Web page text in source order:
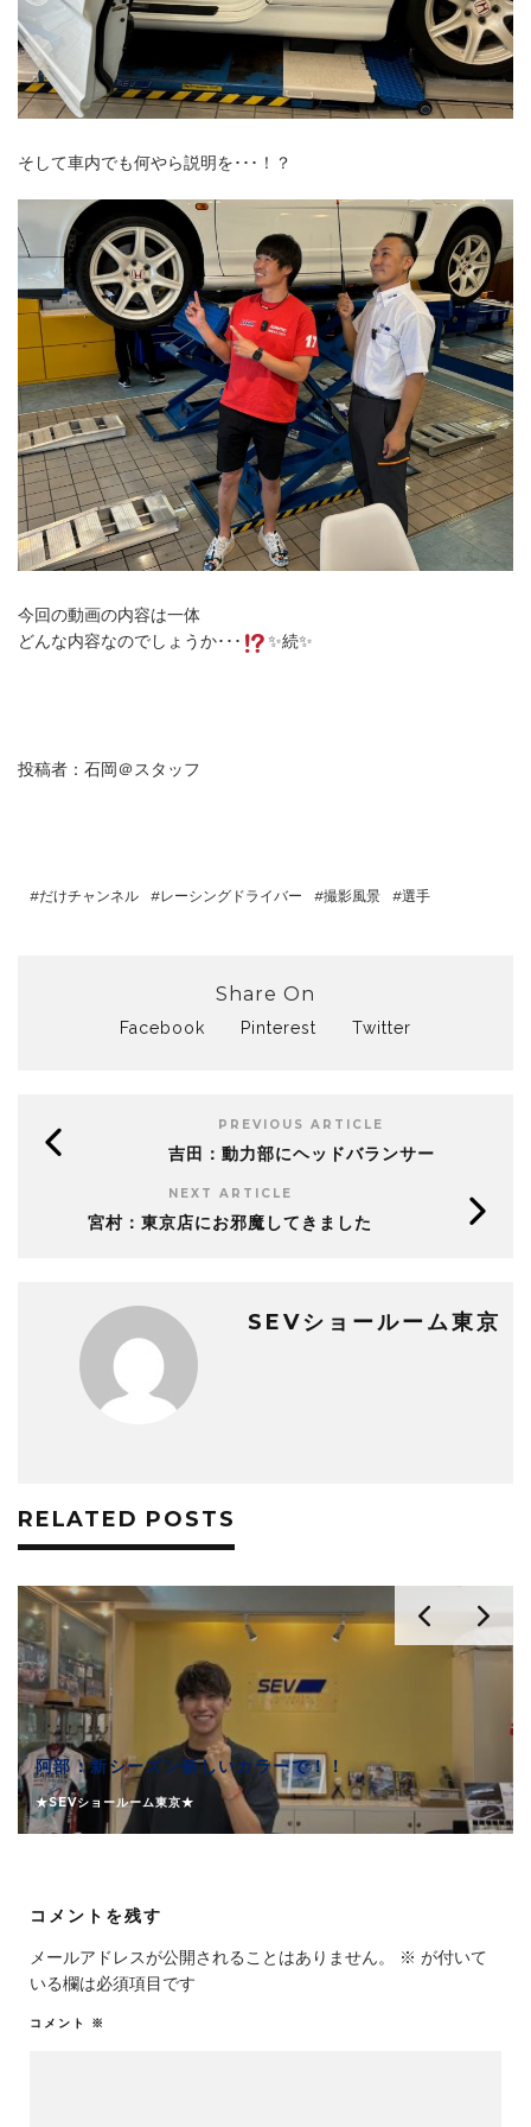
そして車内でも何やら説明を･･･！？
今回の動画の内容は一体
どんな内容なのでしょうか･･･
✨続✨
投稿者：石岡＠スタッフ
だけチャンネル レーシングドライバー 撮影風景 選手
Share On
Facebook Pinterest Twitter
PREVIOUS ARTICLE
吉田：動力部にヘッドバランサー
NEXT ARTICLE
宮村：東京店にお邪魔してきました
SEVショールーム東京
RELATED POSTS
阿部：新シーズン新しいカラーで！！
★SEVショールーム東京★
コメントを残す
メールアドレスが公開されることはありません。 ※ が付いて
いる欄は必須項目です
コメント ※